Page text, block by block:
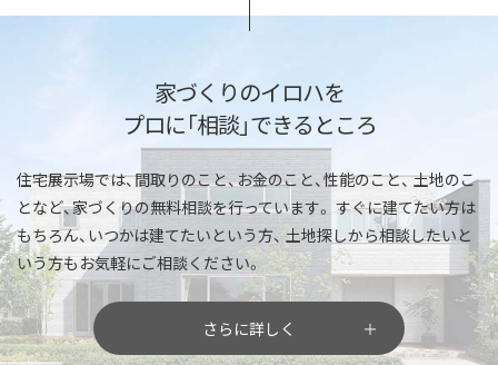
家づくりのイロハを
プロに「相談」できるところ
住宅展示場では、間取りのこと、お金のこと、性能のこと、土地のこ
となど、家づくりの無料相談を行っています。 すぐに建てたい方は
もちろん、いつかは建てたいという方、 土地探しから相談したいと
いう方もお気軽にご相談ください。
さらに詳しく